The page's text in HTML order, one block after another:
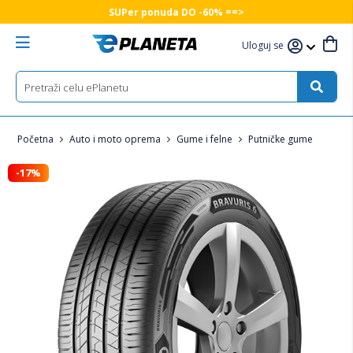
SUPer ponuda DO -60% ==>
Uloguj se
Početna Auto i moto oprema Gume i felne Putničke gume
-17%